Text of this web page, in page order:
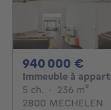
940 000 €
Immeuble à
5 ch. 5 chambres
· 236 m²
2800 MECHELEN